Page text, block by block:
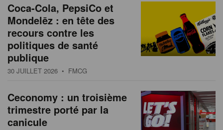
Coca-Cola, PepsiCo et
Mondelēz : en tête des
recours contre les
politiques de santé
publique
30 JUILLET 2026 • FMCG
Ceconomy : un troisième
trimestre porté par la
canicule